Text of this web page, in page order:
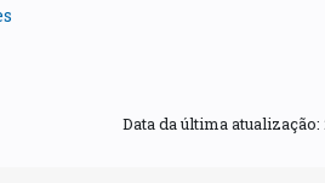
Data da última atualização: